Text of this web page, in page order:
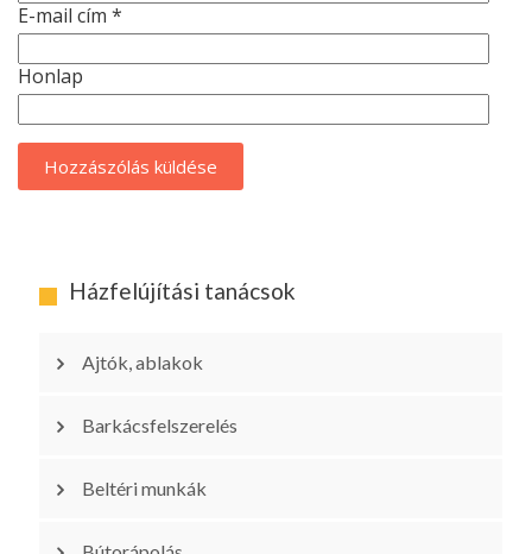
E-mail cím *
Honlap
Házfelújítási tanácsok
Ajtók, ablakok
Barkácsfelszerelés
Beltéri munkák